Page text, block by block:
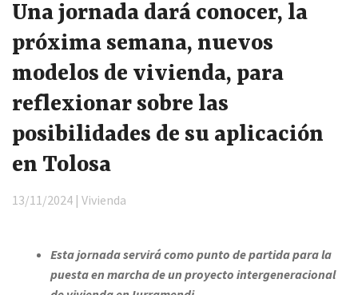
Una jornada dará conocer, la
próxima semana, nuevos
modelos de vivienda, para
reflexionar sobre las
posibilidades de su aplicación
en Tolosa
13/11/2024 | Vivienda
Esta jornada servirá como punto de partida para la
puesta en marcha de un proyecto intergeneracional